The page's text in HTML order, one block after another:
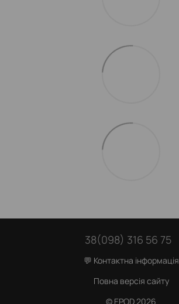
38(098) 316 56 75
💬 Контактна інформація
Повна версія сайту
© EPOD 2026